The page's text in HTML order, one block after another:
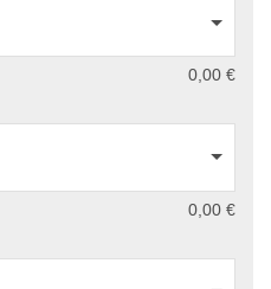
0,00 €
0,00 €